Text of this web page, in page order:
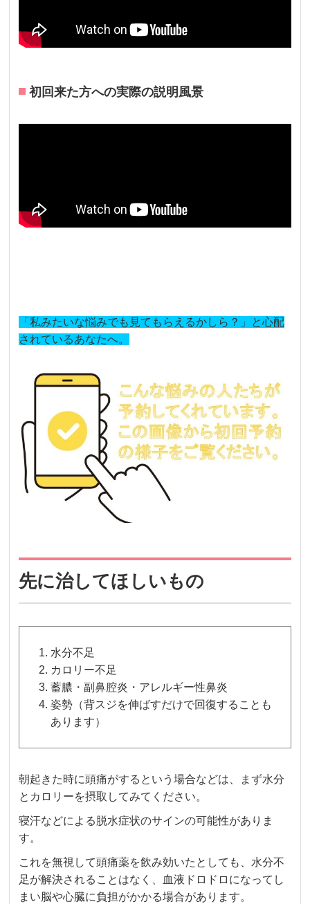
初回来た方への実際の説明風景
「私みたいな悩みでも見てもらえるかしら？」と心配
されているあなたへ。
先に治してほしいもの
水分不足
カロリー不足
蓄膿・副鼻腔炎・アレルギー性鼻炎
姿勢（背スジを伸ばすだけで回復することも
あります）
朝起きた時に頭痛がするという場合などは、まず水分
とカロリーを摂取してみてください。
寝汗などによる脱水症状のサインの可能性がありま
す。
これを無視して頭痛薬を飲み効いたとしても、水分不
足が解決されることはなく、血液ドロドロになってし
まい脳や心臓に負担がかかる場合があります。